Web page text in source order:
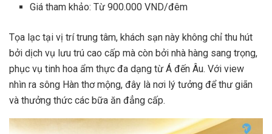
Giá tham khảo: Từ 900.000 VND/đêm
Tọa lạc tại vị trí trung tâm, khách sạn này không chỉ thu hút
bởi dịch vụ lưu trú cao cấp mà còn bởi nhà hàng sang trọng,
phục vụ tinh hoa ẩm thực đa dạng từ Á đến Âu. Với view
nhìn ra sông Hàn thơ mộng, đây là nơi lý tưởng để thư giãn
và thưởng thức các bữa ăn đẳng cấp.